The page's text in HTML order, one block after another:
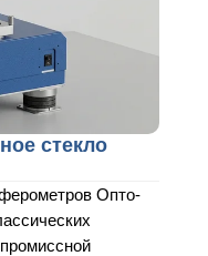
стекло
Опто-